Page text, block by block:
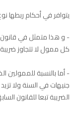
يتوافر في أحكام ربطها
كل ممول لا تتجاوز
- أما بالنسبة للممولين
الضريبة تبعا للقانون